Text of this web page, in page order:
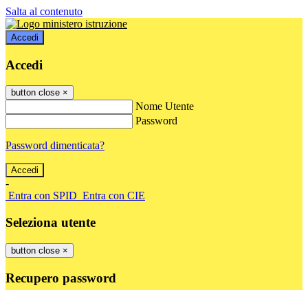
Salta al contenuto
Accedi
Accedi
button close ×
Nome Utente
Password
Password dimenticata?
-
Entra con SPID Entra con CIE
Seleziona utente
button close ×
Recupero password